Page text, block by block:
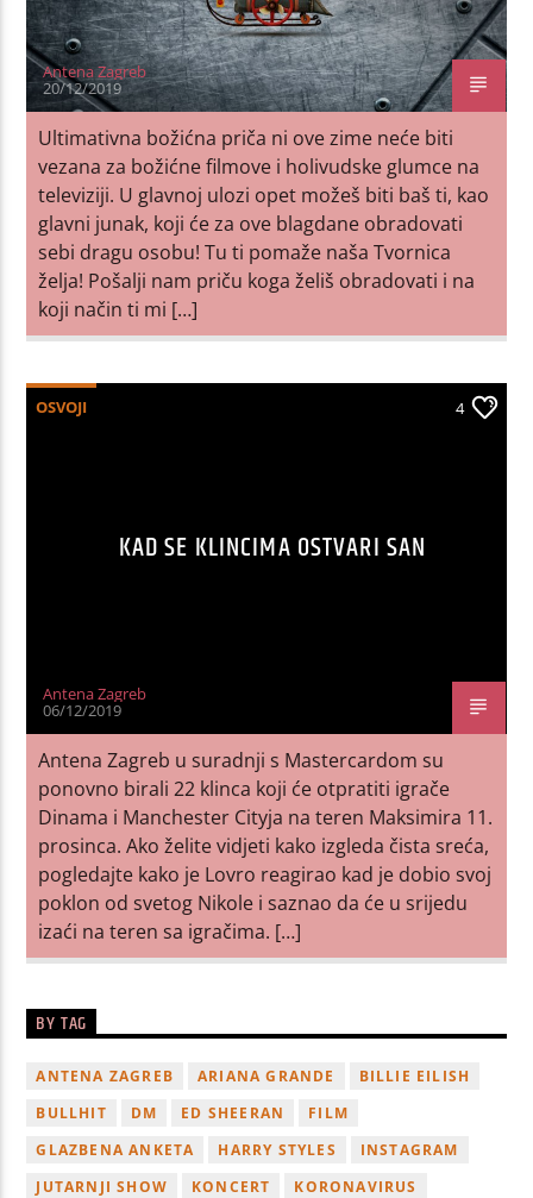
Antena Zagreb
20/12/2019
Ultimativna božićna priča ni ove zime neće biti
vezana za božićne filmove i holivudske glumce na
televiziji. U glavnoj ulozi opet možeš biti baš ti, kao
glavni junak, koji će za ove blagdane obradovati
sebi dragu osobu! Tu ti pomaže naša Tvornica
želja! Pošalji nam priču koga želiš obradovati i na
koji način ti mi […]
OSVOJI 4
KAD SE KLINCIMA OSTVARI SAN
Antena Zagreb
06/12/2019
Antena Zagreb u suradnji s Mastercardom su
ponovno birali 22 klinca koji će otpratiti igrače
Dinama i Manchester Cityja na teren Maksimira 11.
prosinca. Ako želite vidjeti kako izgleda čista sreća,
pogledajte kako je Lovro reagirao kad je dobio svoj
poklon od svetog Nikole i saznao da će u srijedu
izaći na teren sa igračima. […]
BY TAG
ANTENA ZAGREB ARIANA GRANDE
BILLIE EILISH
BULLHIT
DM ED SHEERAN
FILM
GLAZBENA ANKETA
HARRY STYLES
INSTAGRAM
JUTARNJI SHOW
KONCERT KORONAVIRUS